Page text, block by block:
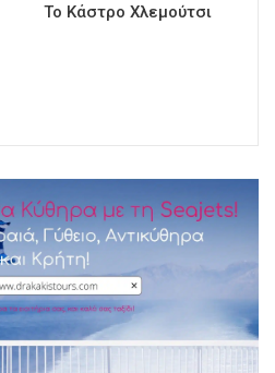
Το Κάστρο Χλεμούτσι